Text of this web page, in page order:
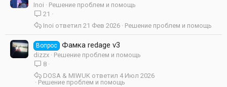
Inoi
Решение проблем и помощь
21
Решение проблем и помощь
21 Фев 2026
Inoi
Вопрос Фамка redage v3
dizzx
Решение проблем и помощь
8
Решение проблем и помощь
4 Июл 2026
DOSA & MIWUK